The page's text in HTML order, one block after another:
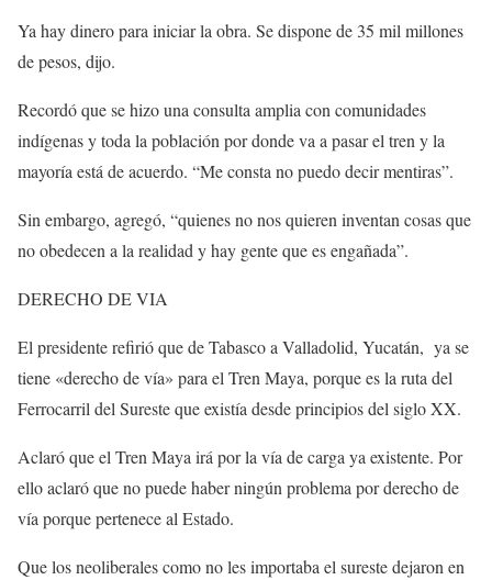
Ya hay dinero para iniciar la obra. Se dispone de 35 mil millones
de pesos, dijo.
Recordó que se hizo una consulta amplia con comunidades
indígenas y toda la población por donde va a pasar el tren y la
mayoría está de acuerdo. “Me consta no puedo decir mentiras”.
Sin embargo, agregó, “quienes no nos quieren inventan cosas que
no obedecen a la realidad y hay gente que es engañada”.
DERECHO DE VIA
El presidente refirió que de Tabasco a Valladolid, Yucatán, ya se
tiene «derecho de vía» para el Tren Maya, porque es la ruta del
Ferrocarril del Sureste que existía desde principios del siglo XX.
Aclaró que el Tren Maya irá por la vía de carga ya existente. Por
ello aclaró que no puede haber ningún problema por derecho de
vía porque pertenece al Estado.
Que los neoliberales como no les importaba el sureste dejaron en